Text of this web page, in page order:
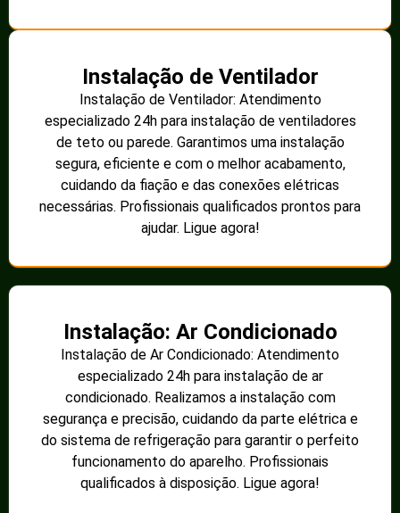
Instalação de Ventilador
Instalação de Ventilador: Atendimento
especializado 24h para instalação de ventiladores
de teto ou parede. Garantimos uma instalação
segura, eficiente e com o melhor acabamento,
cuidando da fiação e das conexões elétricas
necessárias. Profissionais qualificados prontos para
ajudar. Ligue agora!
Instalação: Ar Condicionado
Instalação de Ar Condicionado: Atendimento
especializado 24h para instalação de ar
condicionado. Realizamos a instalação com
segurança e precisão, cuidando da parte elétrica e
do sistema de refrigeração para garantir o perfeito
funcionamento do aparelho. Profissionais
qualificados à disposição. Ligue agora!